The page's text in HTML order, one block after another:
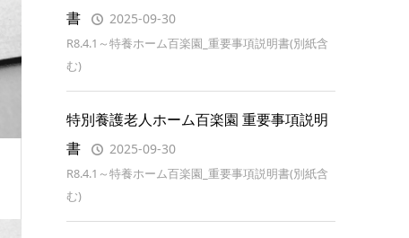
書
2025-09-30
R8.4.1～特養ホーム百楽園_重要事項説明書(別紙含
む)
特別養護老人ホーム百楽園 重要事項説明
書
2025-09-30
R8.4.1～特養ホーム百楽園_重要事項説明書(別紙含
む)